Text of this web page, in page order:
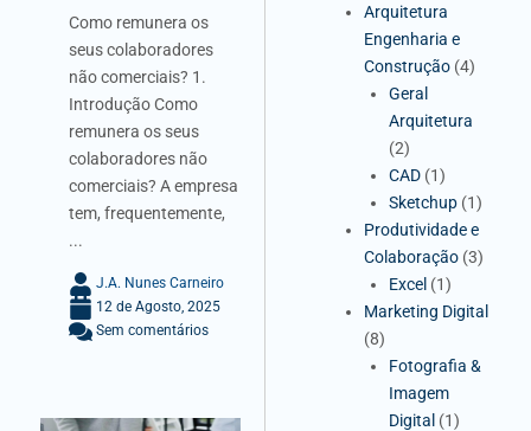
Como remunera os
seus colaboradores
não comerciais? 1.
Introdução Como
remunera os seus
colaboradores não
comerciais? A empresa
tem, frequentemente,
...
J.A. Nunes Carneiro
12 de Agosto, 2025
Sem comentários
Arquitetura
Engenharia e
Construção (4)
Geral
Arquitetura
(2)
CAD (1)
Sketchup (1)
Produtividade e
Colaboração (3)
Excel (1)
Marketing Digital
(8)
Fotografia &
Imagem
Digital (1)